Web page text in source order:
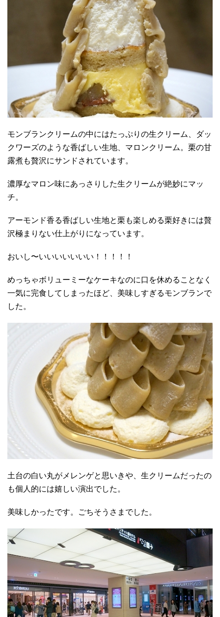
モンブランクリームの中にはたっぷりの生クリーム、ダッ
クワーズのような香ばしい生地、マロンクリーム。栗の甘
露煮も贅沢にサンドされています。
濃厚なマロン味にあっさりした生クリームが絶妙にマッ
チ。
アーモンド香る香ばしい生地と栗も楽しめる栗好きには贅
沢極まりない仕上がりになっています。
おいし〜いいいいいいい！！！！！
めっちゃボリューミーなケーキなのに口を休めることなく
一気に完食してしまったほど、美味しすぎるモンブランで
した。
土台の白い丸がメレンゲと思いきや、生クリームだったの
も個人的には嬉しい演出でした。
美味しかったです。ごちそうさまでした。